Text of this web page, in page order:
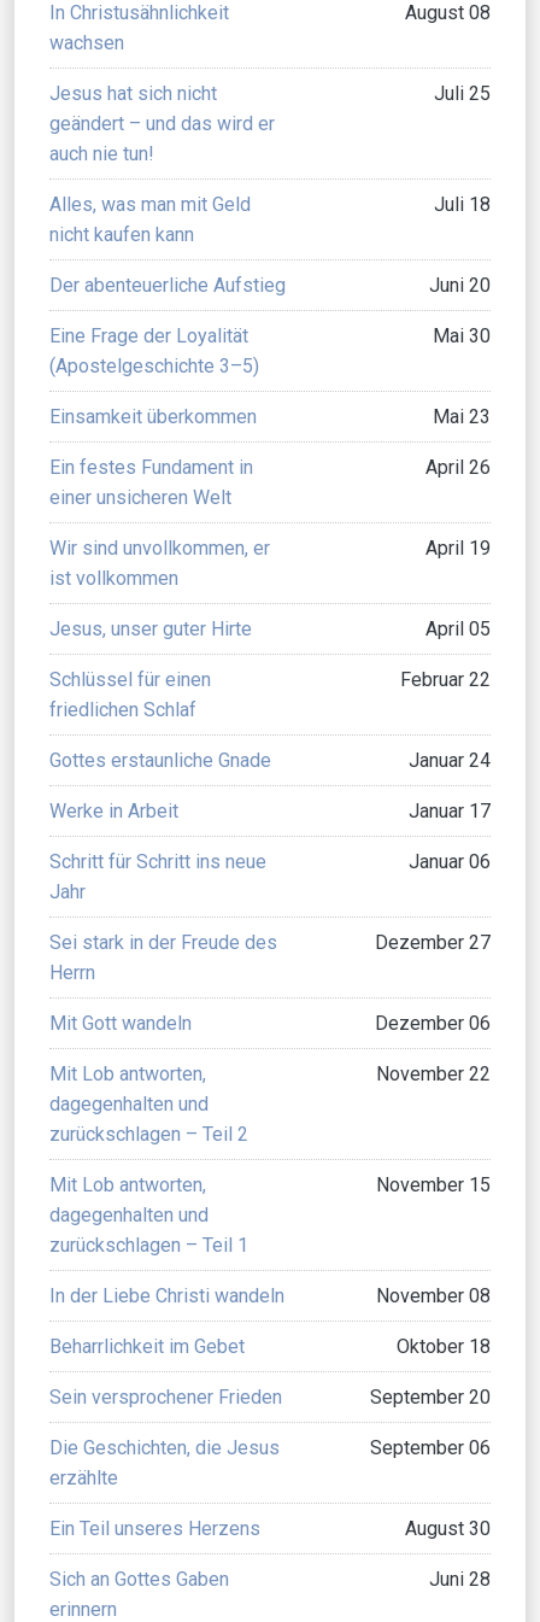
In Christusähnlichkeit
wachsen
August 08
Jesus hat sich nicht
geändert – und das wird er
auch nie tun!
Juli 25
Alles, was man mit Geld
nicht kaufen kann
Juli 18
Der abenteuerliche Aufstieg Juni 20
Eine Frage der Loyalität
(Apostelgeschichte 3–5)
Mai 30
Einsamkeit überkommen Mai 23
Ein festes Fundament in
einer unsicheren Welt
April 26
Wir sind unvollkommen, er
ist vollkommen
April 19
Jesus, unser guter Hirte April 05
Schlüssel für einen
friedlichen Schlaf
Februar 22
Gottes erstaunliche Gnade Januar 24
Werke in Arbeit Januar 17
Schritt für Schritt ins neue
Jahr
Januar 06
Sei stark in der Freude des
Herrn
Dezember 27
Mit Gott wandeln Dezember 06
Mit Lob antworten,
dagegenhalten und
zurückschlagen – Teil 2
November 22
Mit Lob antworten,
dagegenhalten und
zurückschlagen – Teil 1
November 15
In der Liebe Christi wandeln November 08
Beharrlichkeit im Gebet Oktober 18
Sein versprochener Frieden September 20
Die Geschichten, die Jesus
erzählte
September 06
Ein Teil unseres Herzens August 30
Sich an Gottes Gaben
erinnern
Juni 28